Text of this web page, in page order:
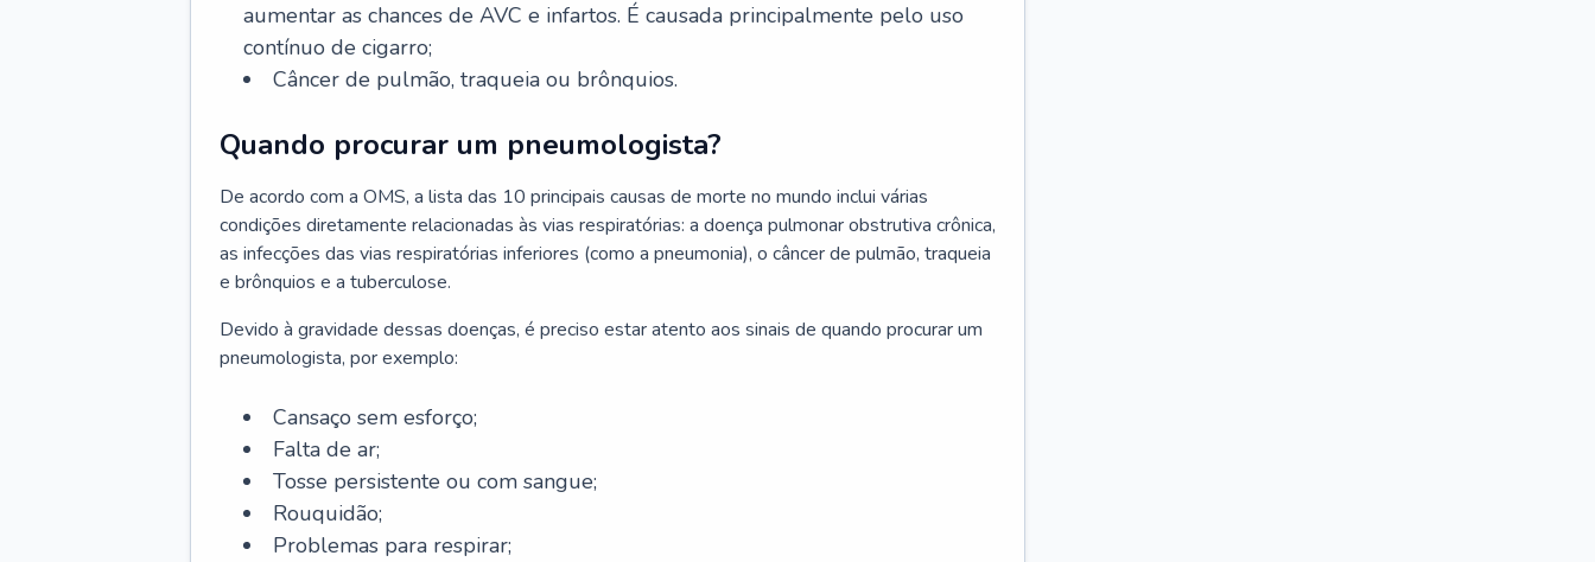
aumentar as chances de AVC e infartos. É causada principalmente pelo uso
contínuo de cigarro;
Câncer de pulmão, traqueia ou brônquios.
Quando procurar um pneumologista?
De acordo com a OMS, a lista das 10 principais causas de morte no mundo inclui várias
condições diretamente relacionadas às vias respiratórias: a doença pulmonar obstrutiva crônica,
as infecções das vias respiratórias inferiores (como a pneumonia), o câncer de pulmão, traqueia
e brônquios e a tuberculose.
Devido à gravidade dessas doenças, é preciso estar atento aos sinais de quando procurar um
pneumologista, por exemplo:
Cansaço sem esforço;
Falta de ar;
Tosse persistente ou com sangue;
Rouquidão;
Problemas para respirar;